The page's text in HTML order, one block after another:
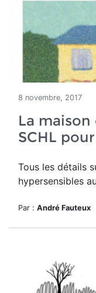
8 novembre, 2017
La
SCHL
Tous les détails
hypersensibles
Par : André Fauteux